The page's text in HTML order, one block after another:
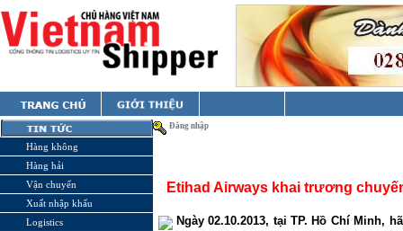
Hàng không
Hàng hải
Vận chuyển
Xuất nhập khẩu
Logistics
Đăng nhập
Etihad Airways khai trương
Ngày 02.10.2013, tại TP. Hồ Chí Minh,